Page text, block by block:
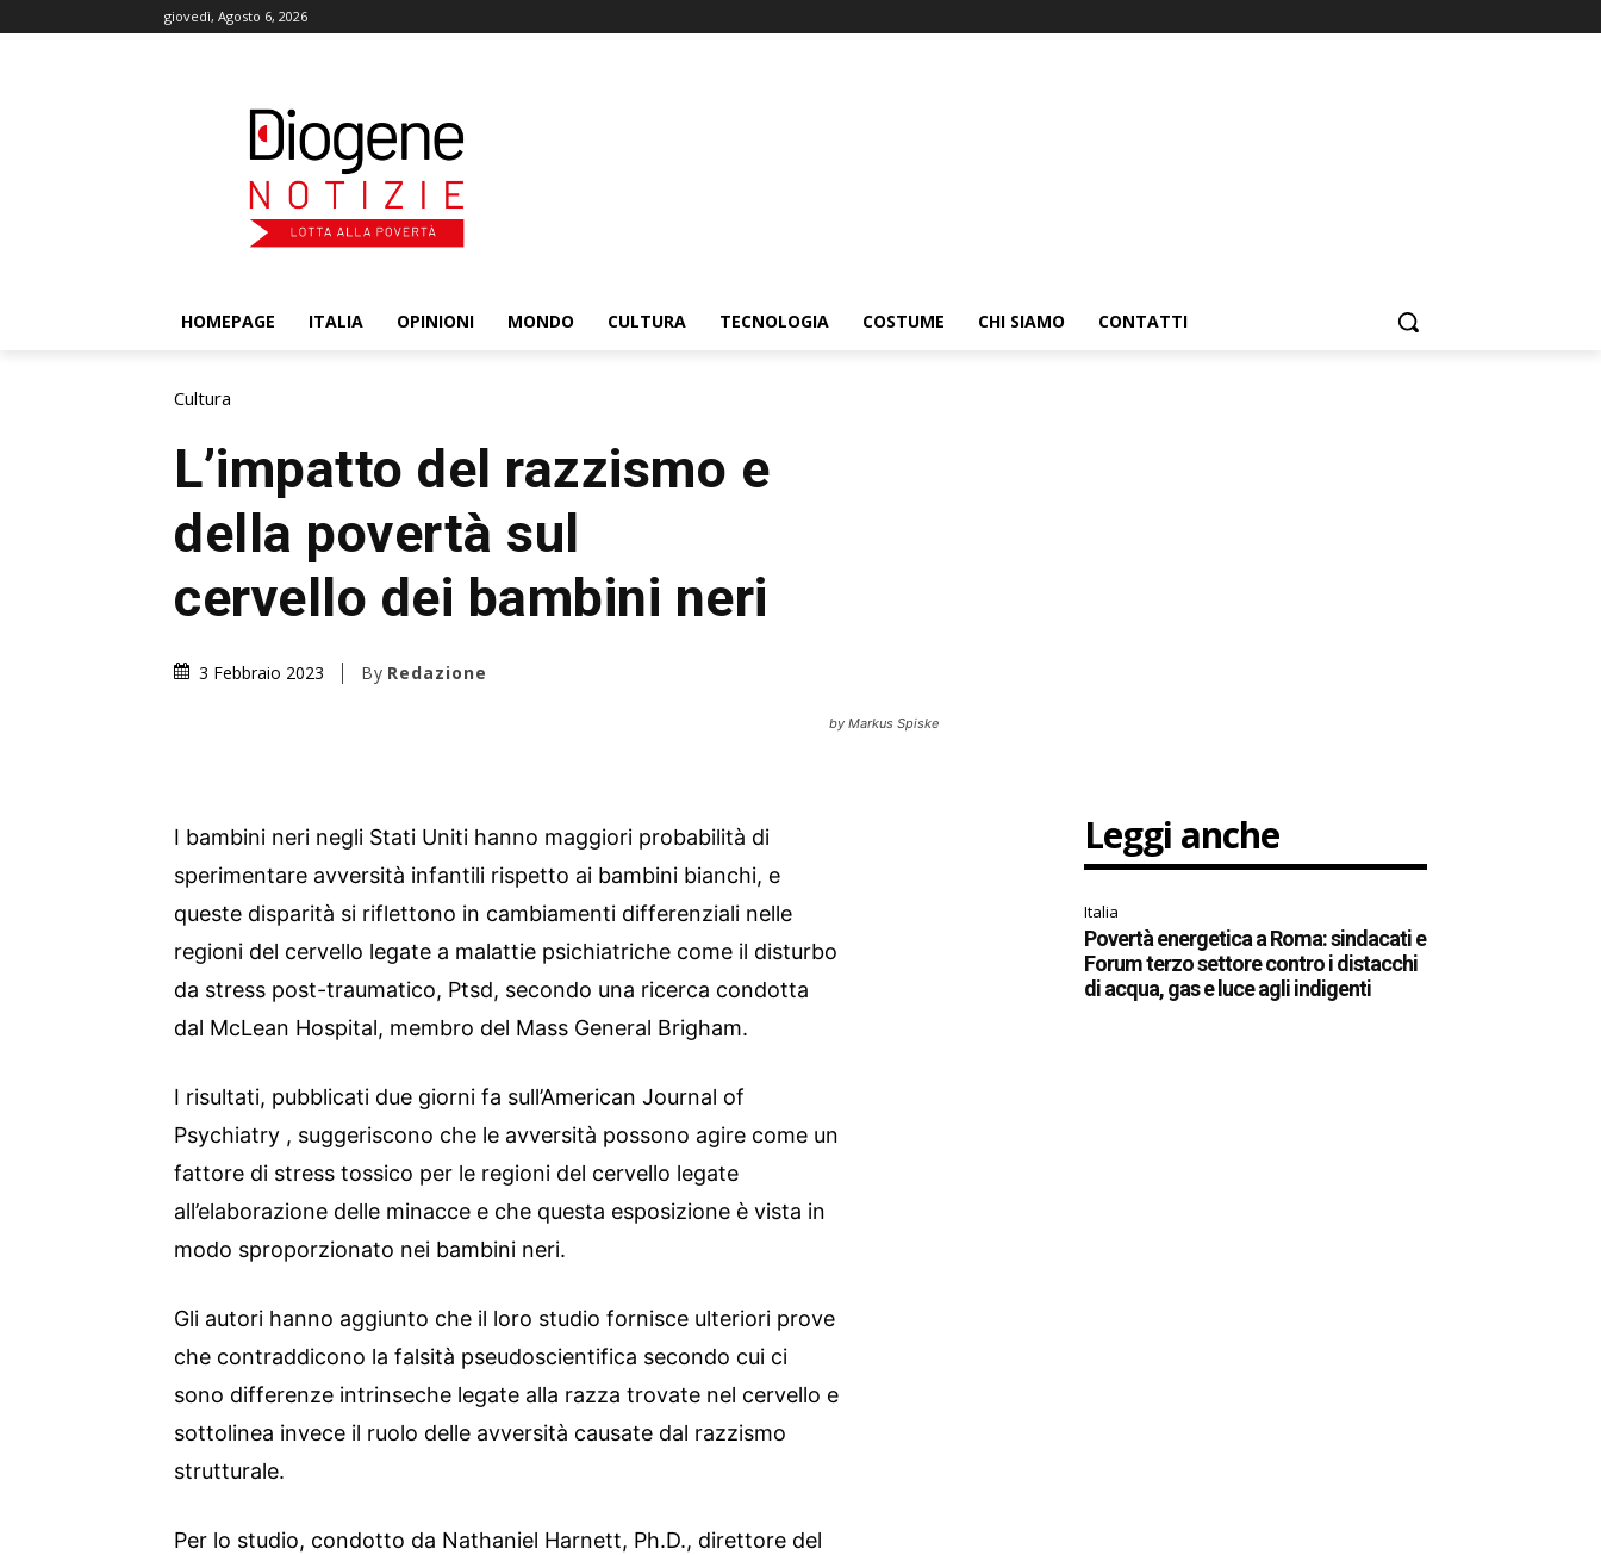
giovedì, Agosto 6, 2026
HOMEPAGE ITALIA OPINIONI MONDO CULTURA TECNOLOGIA COSTUME CHI SIAMO CONTATTI
Cultura
L’impatto del razzismo e
della povertà sul
cervello dei bambini neri
3 Febbraio 2023 By Redazione
by Markus Spiske
I bambini neri negli Stati Uniti hanno maggiori probabilità di
sperimentare avversità infantili rispetto ai bambini bianchi, e
queste disparità si riflettono in cambiamenti differenziali nelle
regioni del cervello legate a malattie psichiatriche come il disturbo
da stress post-traumatico, Ptsd, secondo una ricerca condotta
dal McLean Hospital, membro del Mass General Brigham.
I risultati, pubblicati due giorni fa sull’American Journal of
Psychiatry , suggeriscono che le avversità possono agire come un
fattore di stress tossico per le regioni del cervello legate
all’elaborazione delle minacce e che questa esposizione è vista in
modo sproporzionato nei bambini neri.
Gli autori hanno aggiunto che il loro studio fornisce ulteriori prove
che contraddicono la falsità pseudoscientifica secondo cui ci
sono differenze intrinseche legate alla razza trovate nel cervello e
sottolinea invece il ruolo delle avversità causate dal razzismo
strutturale.
Per lo studio, condotto da Nathaniel Harnett, Ph.D., direttore del
Leggi anche
Italia
Povertà energetica a Roma: sindacati e
Forum terzo settore contro i distacchi
di acqua, gas e luce agli indigenti